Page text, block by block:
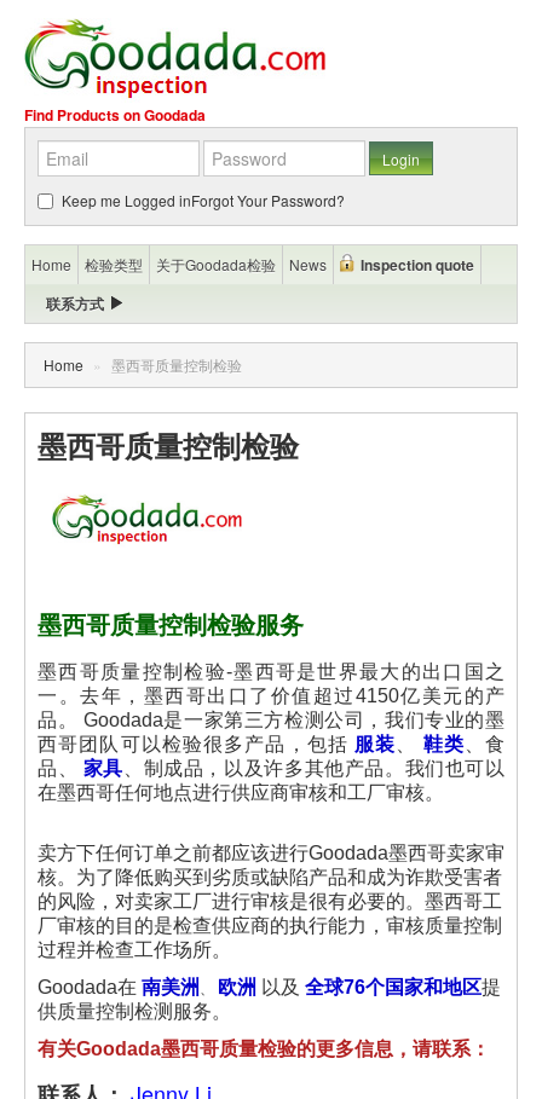
Find Products on Goodada
Keep me Logged inForgot Your Password?
Home 检验类型 关于Goodada检验 News
Inspection quote
联系方式
Home » 墨西哥质量控制检验
墨西哥质量控制检验
墨西哥质量控制检验服务
墨西哥质量控制检验-墨西哥是世界最大的出口国之
一。去年，墨西哥出口了价值超过4150亿美元的产
品。 Goodada是一家第三方检测公司，我们专业的墨
西哥团队可以检验很多产品，包括 服装 鞋类 、食
品、 家具 、制成品，以及许多其他产品。我们也可以
在墨西哥任何地点进行供应商审核和工厂审核。
卖方下任何订单之前都应该进行Goodada墨西哥卖家审
核。为了降低购买到劣质或缺陷产品和成为诈欺受害者
的风险，对卖家工厂进行审核是很有必要的。墨西哥工
厂审核的目的是检查供应商的执行能力，审核质量控制
过程并检查工作场所。
Goodada在 南美洲 欧洲 以及 全球76个国家和地区提
供质量控制检测服务。
有关Goodada墨西哥质量检验的更多信息，请联系：